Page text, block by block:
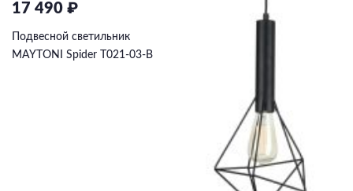
17 490 ₽
Подвесной светильник
MAYTONI Spider T021-03-B